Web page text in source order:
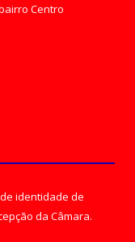
Centro
identidade de
da Câmara.